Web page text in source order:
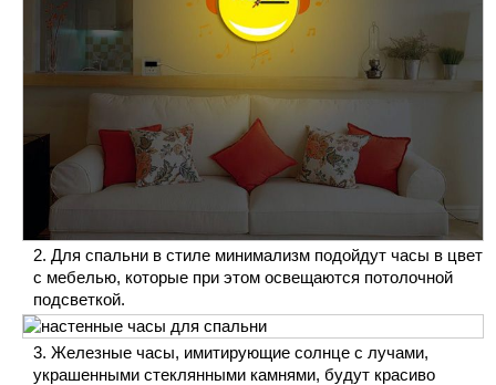
Для спальни в стиле минимализм подойдут часы в цвет
с мебелью, которые при этом освещаются потолочной
подсветкой.
Железные часы, имитирующие солнце с лучами,
украшенными стеклянными камнями, будут красиво